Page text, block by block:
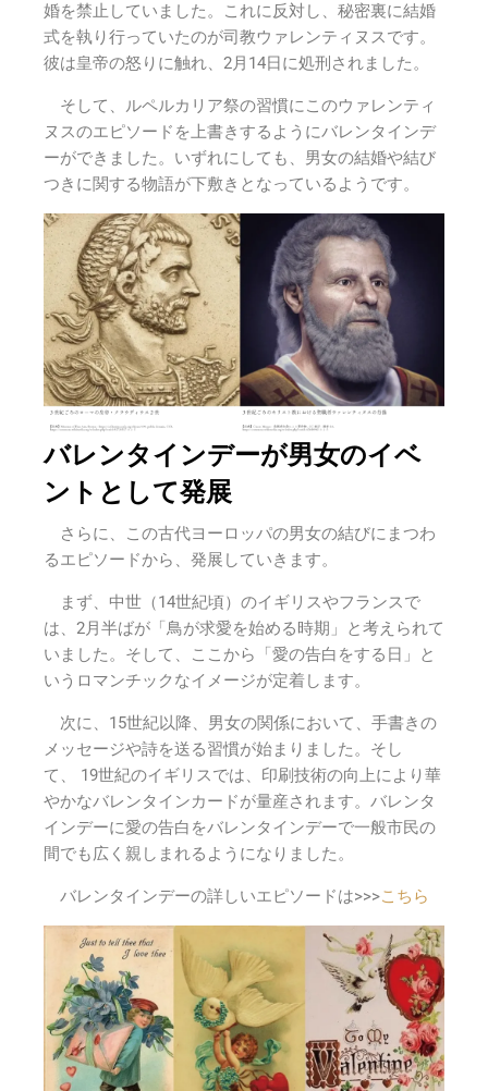
婚を禁止していました。これに反対し、秘密裏に結婚
式を執り行っていたのが司教ウァレンティヌスです。
彼は皇帝の怒りに触れ、2月14日に処刑されました。
そして、ルペルカリア祭の習慣にこのウァレンティ
ヌスのエピソードを上書きするようにバレンタインデ
ーができました。いずれにしても、男女の結婚や結び
つきに関する物語が下敷きとなっているようです。
バレンタインデーが男女のイベ
ントとして発展
さらに、この古代ヨーロッパの男女の結びにまつわ
るエピソードから、発展していきます。
まず、中世（14世紀頃）のイギリスやフランスで
は、2月半ばが「鳥が求愛を始める時期」と考えられて
いました。そして、ここから「愛の告白をする日」と
いうロマンチックなイメージが定着します。
次に、15世紀以降、男女の関係において、手書きの
メッセージや詩を送る習慣が始まりました。そし
て、
19世紀のイギリスでは、印刷技術の向上により華
やかなバレンタインカードが量産されます。バレンタ
インデーに愛の告白をバレンタインデーで一般市民の
間でも広く親しまれるようになりました。
バレンタインデーの詳しいエピソードは>>>こちら